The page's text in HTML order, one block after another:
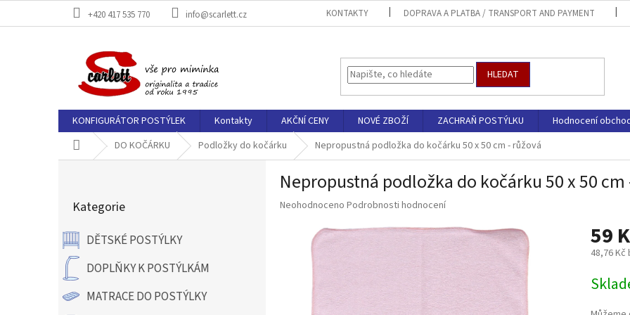
+420 417 535 770 info@scarlett.cz KONTAKTY DOPRAVA A PLATBA / TRANSPORT AND PAYMENT
HLEDAT
KONFIGURÁTOR POSTÝLEK Kontakty AKČNÍ CENY NOVÉ ZBOŽÍ ZACHRAŇ POSTÝLKU Hodnocení
Domů DO KOČÁRKU Podložky do kočárku Nepropustná podložka do kočárku 50 x 50 cm - růžová
a
n
p
kategorie
Kategorie
DĚTSKÉ POSTÝLKY
DOPLŇKY K POSTÝLKÁM
MATRACE DO POSTÝLKY
Nepropustná podložka do kočárku 50 x 50 cm
Průměrné
produktu
hvězdiček.
Neohodnoceno Podrobnosti hodnocení
59
48,76 Kč
cena: